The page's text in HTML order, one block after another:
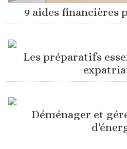
9 aides financières
Les préparatifs
Déménager et